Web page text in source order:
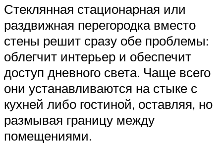
Стеклянная стационарная или
раздвижная перегородка вместо
стены решит сразу обе проблемы:
облегчит интерьер и обеспечит
доступ дневного света. Чаще всего
они устанавливаются на стыке с
кухней либо гостиной, оставляя, но
размывая границу между
помещениями.